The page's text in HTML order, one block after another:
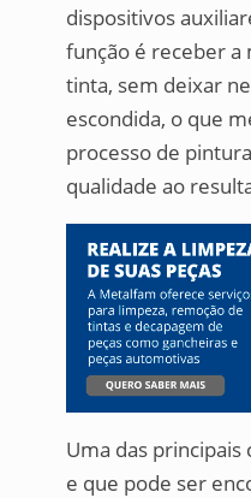
dispositivos
função é receber a
tinta, sem deixar
escondida, o que
processo de
qualidade ao
Uma das principais
e que pode ser